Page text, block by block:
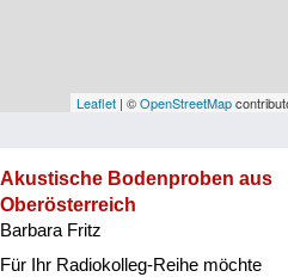
Leaflet | ©OpenStreetMap
Akustische Bodenproben aus
Oberösterreich
Barbara Fritz
Für Ihr Radiokolleg-Reihe möchte